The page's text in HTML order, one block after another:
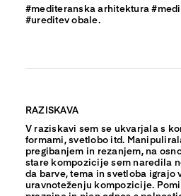
#mediteranska arhitektura
#ureditev obale.
RAZISKAVA
V raziskavi sem se ukvarjala s
formami, svetlobo itd.
pregibanjem in rezanjem, na
stare kompozicije sem naredila
da barve, tema in svetloba igrajo
uravnoteženju kompozicije.